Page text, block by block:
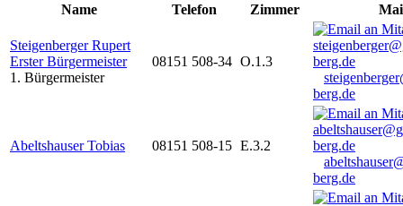
Name
Telefon Zimmer
Steigenberger Rupert
Erster Bürgermeister
1. Bürgermeister
08151 508-34 O.1.3
berg.de
Abeltshauser Tobias 08151 508-15 E.3.2
berg.de